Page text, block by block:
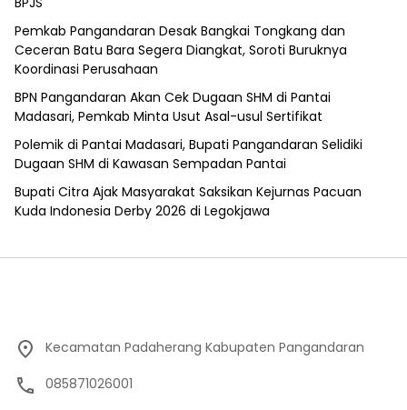
Pemkab Pangandaran Desak Bangkai Tongkang dan
Ceceran Batu Bara Segera Diangkat, Soroti Buruknya
Koordinasi Perusahaan
BPN Pangandaran Akan Cek Dugaan SHM di Pantai
Madasari, Pemkab Minta Usut Asal-usul Sertifikat
Polemik di Pantai Madasari, Bupati Pangandaran Selidiki
Dugaan SHM di Kawasan Sempadan Pantai
Bupati Citra Ajak Masyarakat Saksikan Kejurnas Pacuan
Kuda Indonesia Derby 2026 di Legokjawa
Kecamatan Padaherang Kabupaten Pangandaran
085871026001